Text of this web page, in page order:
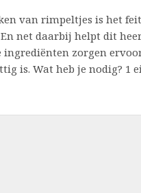
van rimpeltjes is het
net daarbij helpt dit
zorgen
is. Wat heb je nodig? 1